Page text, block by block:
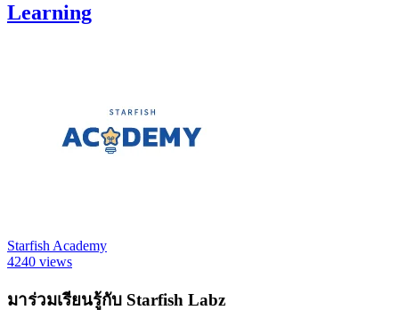
Learning
Starfish Academy
4240 views
มาร่วมเรียนรู้กับ Starfish Labz